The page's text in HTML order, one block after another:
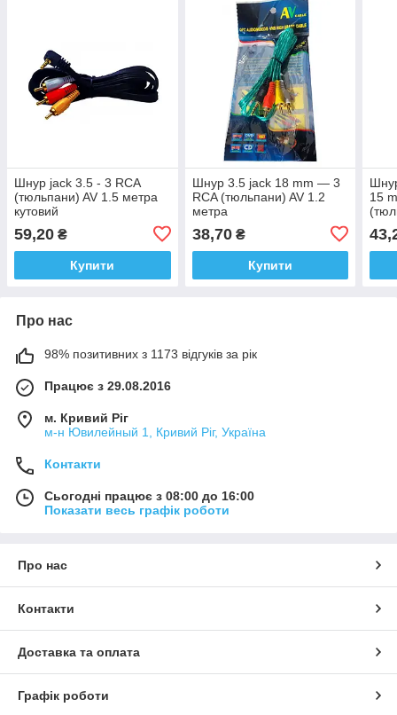
Шнур jack 3.5 - 3 RCA
(тюльпани) AV 1.5 метра
кутовий
59,20 ₴
Купити
Шнур 3.5 jack 18 mm — 3
RCA (тюльпани) AV 1.2
метра
38,70₴
Купити
15
Про нас
98% позитивних з 1173 відгуків за рік
Працює з 29.08.2016
м. Кривий Ріг
м-н Ювилейный 1, Кривий Ріг, Україна
Контакти
Сьогодні працює з 08:00 до 16:00
Показати весь графік роботи
Про нас
Контакти
Доставка та оплата
Графік роботи